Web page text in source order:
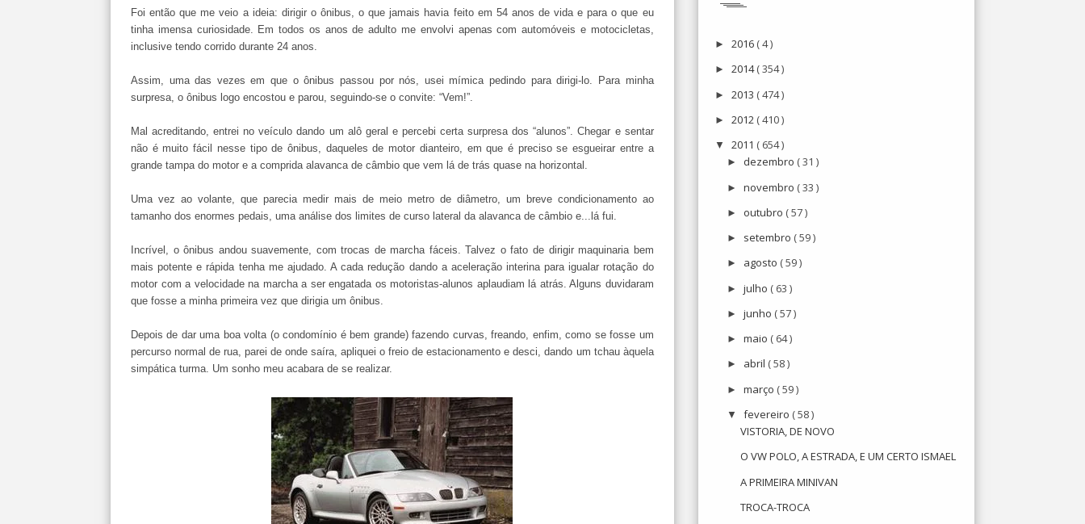
Foi então que me veio a ideia: dirigir o ônibus, o que jamais havia feito em 54 anos de vida e para o que eu
tinha imensa curiosidade. Em todos os anos de adulto me envolvi apenas com automóveis e motocicletas,
inclusive tendo corrido durante 24 anos.
Assim, uma das vezes em que o ônibus passou por nós, usei mímica pedindo para dirigi-lo. Para minha
surpresa, o ônibus logo encostou e parou, seguindo-se o convite: “Vem!”.
Mal acreditando, entrei no veículo dando um alô geral e percebi certa surpresa dos “alunos”. Chegar e sentar
não é muito fácil nesse tipo de ônibus, daqueles de motor dianteiro, em que é preciso se esgueirar entre a
grande tampa do motor e a comprida alavanca de câmbio que vem lá de trás quase na horizontal.
Uma vez ao volante, que parecia medir mais de meio metro de diâmetro, um breve condicionamento ao
tamanho dos enormes pedais, uma análise dos limites de curso lateral da alavanca de câmbio e...lá fui.
Incrível, o ônibus andou suavemente, com trocas de marcha fáceis. Talvez o fato de dirigir maquinaria bem
mais potente e rápida tenha me ajudado. A cada redução dando a aceleração interina para igualar rotação do
motor com a velocidade na marcha a ser engatada os motoristas-alunos aplaudiam lá atrás. Alguns duvidaram
que fosse a minha primeira vez que dirigia um ônibus.
Depois de dar uma boa volta (o condomínio é bem grande) fazendo curvas, freando, enfim, como se fosse um
percurso normal de rua, parei de onde saíra, apliquei o freio de estacionamento e desci, dando um tchau àquela
simpática turma. Um sonho meu acabara de se realizar.
► 2016 ( 4 )
► 2014( 354 )
► 2013 ( 474 )
► 2012 ( 410 )
▼ 2011 ( 654 )
► dezembro ( 31 )
►novembro ( 33 )
► outubro ( 57 )
► setembro ( 59 )
► agosto ( 59 )
►julho ( 63 )
►junho ( 57 )
►maio ( 64 )
► abril ( 58 )
►março ( 59 )
▼fevereiro ( 58 )
VISTORIA, DE NOVO
O VW POLO, A ESTRADA, E UM CERTO ISMAEL
A PRIMEIRA MINIVAN
TROCA-TROCA